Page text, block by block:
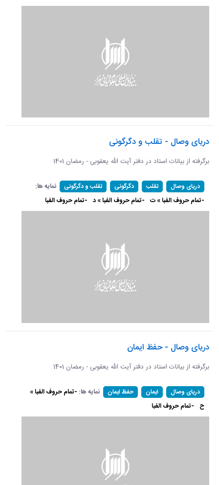
دریای وصال - تقلب و دگرگونی
برگرفته از بیانات استاد در دفتر آیت الله یعقوبی - رمضان 1401
دریای وصال تقلب دگرگونی تقلب و دگرگونی
نمایه ها:
-تمام حروف الفبا » ت -تمام حروف الفبا » د -تمام حروف الفبا
دریای وصال - حفظ ایمان
برگرفته از بیانات استاد در دفتر آیت الله یعقوبی - رمضان 1401
دریای وصال ایمان حفظ ایمان نمایه ها: -تمام حروف الفبا »
ح -تمام حروف الفبا